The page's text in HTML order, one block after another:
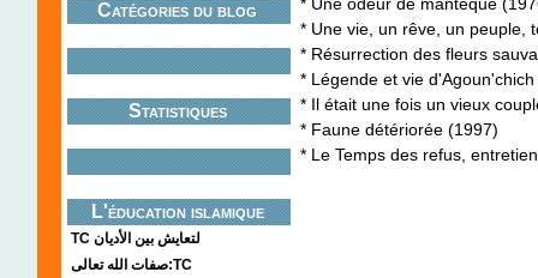
Catégories du blog
Statistiques
L'éducation islamique
TC لتعايش بين الأديان
صفات الله تعالى:TC
* Une odeur de mantèque
* Une vie, un rêve, un peuple,
* Résurrection des fleurs
* Légende et vie
* Il était une fois un vieux
* Faune détériorée (1997)
* Le Temps des refus,